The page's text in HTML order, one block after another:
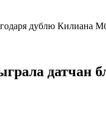
дублю Килиана
датчан